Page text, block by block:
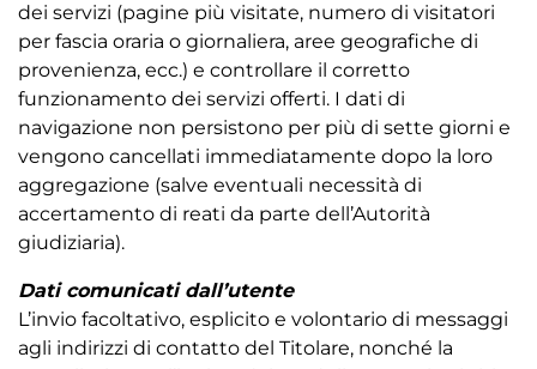
dei servizi (pagine più visitate, numero di visitatori
per fascia oraria o giornaliera, aree geografiche di
provenienza, ecc.) e controllare il corretto
funzionamento dei servizi offerti. I dati di
navigazione non persistono per più di sette giorni e
vengono cancellati immediatamente dopo la loro
aggregazione (salve eventuali necessità di
accertamento di reati da parte dell’Autorità
giudiziaria).
Dati comunicati dall’utente
L’invio facoltativo, esplicito e volontario di messaggi
agli indirizzi di contatto del Titolare, nonché la